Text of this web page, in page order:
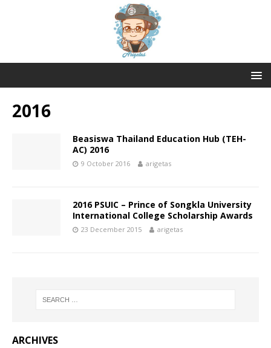
2016
Beasiswa Thailand Education Hub (TEH-
AC) 2016
9 October 2016 arigetas
2016 PSUIC – Prince of Songkla University
International College Scholarship Awards
23 December 2015 arigetas
ARCHIVES